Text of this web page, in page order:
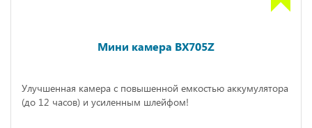
Мини камера BX705Z
Улучшенная камера с повышенной емкостью аккумулятора
(до 12 часов) и усиленным шлейфом!